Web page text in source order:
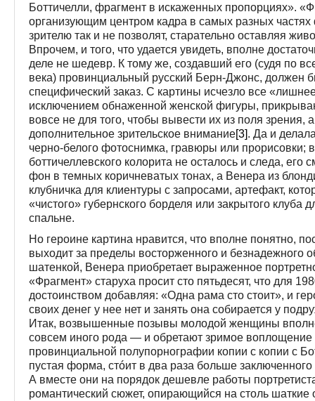
Боттичелли, фрагмент в искаженных пропорциях».
организующим центром кадра в самых разных частях
зрителю так и не позволят, старательно оставляя
Впрочем, и того, что удается увидеть, вполне
деле не шедевр. К тому же, создавший его (судя по
века) провинциальный русский Берн-Джонс, должен
специфический заказ. С картины исчезло все
исключением обнаженной женской фигуры,
вовсе не для того, чтобы вывести их из поля зрения,
дополнительное зрительское внимание[3]. Да и
черно-белого фотоснимка, гравюры или прорисовки; в
боттичеллевского колорита не осталось и следа,
фон в темных коричневатых тонах, а Венера из
клубничка для клиентуры с запросами, артефакт,
«чистого» губернского борделя или закрытого клуба
спальне.
Но героине картина нравится, что вполне понятно,
выходит за пределы восторженного и безнадежного
шатенкой, Венера приобретает выраженное
«Фрагмент» старуха просит сто пятьдесят, что для
достоинством добавляя: «Одна рама сто стоит», и
своих денег у нее нет и занять она собирается у
Итак, возвышенные позывы молодой женщины
совсем иного рода — и обретают зримое воплощение
провинциальной полупорнографии копии с копии с
пустая форма, стóит в два раза больше
А вместе они на порядок дешевле работы
романтический сюжет, опирающийся на столь шаткие